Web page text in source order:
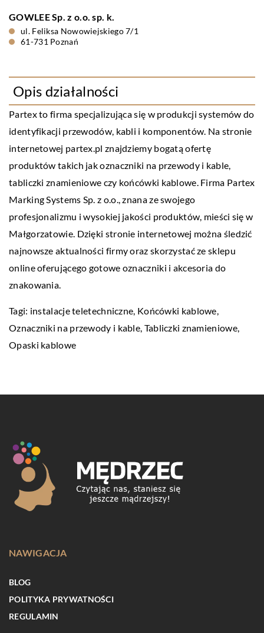
GOWLEE Sp. z o.o. sp. k.
ul. Feliksa Nowowiejskiego 7/1
61-731 Poznań
Opis działalności
Partex to firma specjalizująca się w produkcji systemów do
identyfikacji przewodów, kabli i komponentów. Na stronie
internetowej partex.pl znajdziemy bogatą ofertę
produktów takich jak oznaczniki na przewody i kable,
tabliczki znamieniowe czy końcówki kablowe. Firma Partex
Marking Systems Sp. z o.o., znana ze swojego
profesjonalizmu i wysokiej jakości produktów, mieści się w
Małgorzatowie. Dzięki stronie internetowej można śledzić
najnowsze aktualności firmy oraz skorzystać ze sklepu
online oferującego gotowe oznaczniki i akcesoria do
znakowania.
Tagi: instalacje teletechniczne, Końcówki kablowe,
Oznaczniki na przewody i kable, Tabliczki znamieniowe,
Opaski kablowe
NAWIGACJA
BLOG
POLITYKA PRYWATNOŚCI
REGULAMIN